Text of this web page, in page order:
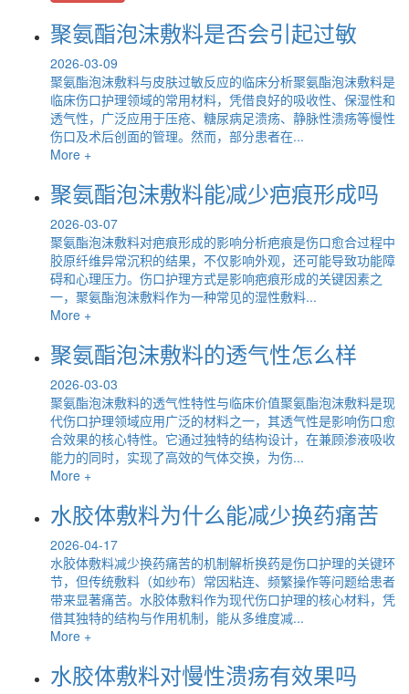
聚氨酯泡沫敷料是否会引起过敏
2026-03-09
聚氨酯泡沫敷料与皮肤过敏反应的临床分析聚氨酯泡沫敷料是
临床伤口护理领域的常用材料，凭借良好的吸收性、保湿性和
透气性，广泛应用于压疮、糖尿病足溃疡、静脉性溃疡等慢性
伤口及术后创面的管理。然而，部分患者在...
More +
聚氨酯泡沫敷料能减少疤痕形成吗
2026-03-07
聚氨酯泡沫敷料对疤痕形成的影响分析疤痕是伤口愈合过程中
胶原纤维异常沉积的结果，不仅影响外观，还可能导致功能障
碍和心理压力。伤口护理方式是影响疤痕形成的关键因素之
一，聚氨酯泡沫敷料作为一种常见的湿性敷料...
More +
聚氨酯泡沫敷料的透气性怎么样
2026-03-03
聚氨酯泡沫敷料的透气性特性与临床价值聚氨酯泡沫敷料是现
代伤口护理领域应用广泛的材料之一，其透气性是影响伤口愈
合效果的核心特性。它通过独特的结构设计，在兼顾渗液吸收
能力的同时，实现了高效的气体交换，为伤...
More +
水胶体敷料为什么能减少换药痛苦
2026-04-17
水胶体敷料减少换药痛苦的机制解析换药是伤口护理的关键环
节，但传统敷料（如纱布）常因粘连、频繁操作等问题给患者
带来显著痛苦。水胶体敷料作为现代伤口护理的核心材料，凭
借其独特的结构与作用机制，能从多维度减...
More +
水胶体敷料对慢性溃疡有效果吗